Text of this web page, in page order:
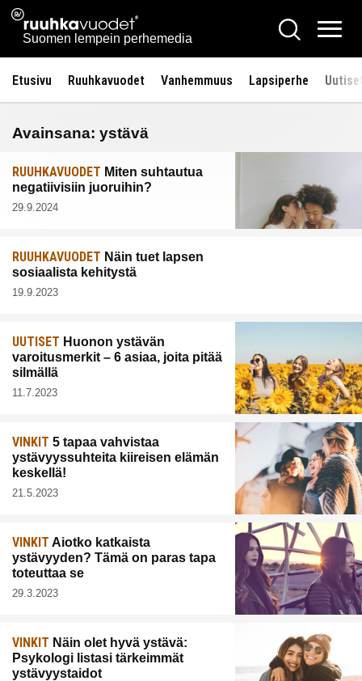
Siirry
sisältöön
Ruuhkavuodet.fi
Suomen lempein perhemedia
Hae
Etusivu Ruuhkavuodet Vanhemmuus Lapsiperhe
Avainsana: ystävä
RUUHKAVUODET Miten suhtautua
negatiivisiin juoruihin?
29.9.2024
RUUHKAVUODET Näin tuet lapsen
sosiaalista kehitystä
19.9.2023
UUTISET Huonon ystävän
varoitusmerkit – 6 asiaa, joita pitää
silmällä
11.7.2023
VINKIT 5 tapaa vahvistaa
ystävyyssuhteita kiireisen elämän
keskellä!
21.5.2023
VINKIT Aiotko katkaista
ystävyyden? Tämä on paras tapa
toteuttaa se
29.3.2023
VINKIT Näin olet hyvä ystävä:
Psykologi listasi tärkeimmät
ystävyystaidot